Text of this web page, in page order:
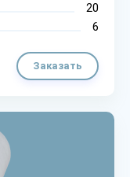
20
6
Заказать